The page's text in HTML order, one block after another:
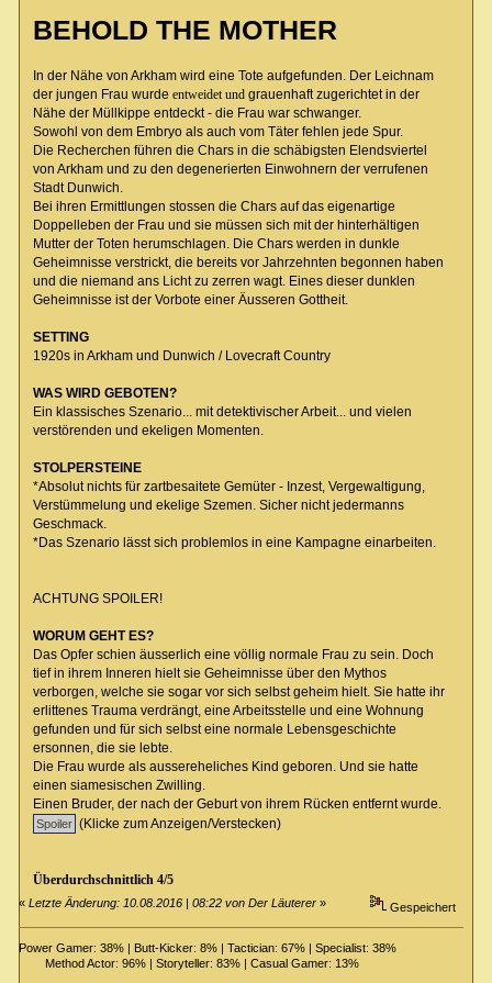
BEHOLD THE MOTHER
In der Nähe von Arkham wird eine Tote aufgefunden. Der Leichnam
der jungen Frau wurde entweidet undgrauenhaft zugerichtet in der
Nähe der Müllkippe entdeckt - die Frau war schwanger.
Sowohl von dem Embryo als auch vom Täter fehlen jede Spur.
Die Recherchen führen die Chars in die schäbigsten Elendsviertel
von Arkham und zu den degenerierten Einwohnern der verrufenen
Stadt Dunwich.
Bei ihren Ermittlungen stossen die Chars auf das eigenartige
Doppelleben der Frau und sie müssen sich mit der hinterhältigen
Mutter der Toten herumschlagen. Die Chars werden in dunkle
Geheimnisse verstrickt, die bereits vor Jahrzehnten begonnen haben
und die niemand ans Licht zu zerren wagt. Eines dieser dunklen
Geheimnisse ist der Vorbote einer Äusseren Gottheit.
SETTING
1920s in Arkham und Dunwich / Lovecraft Country
WAS WIRD GEBOTEN?
Ein klassisches Szenario... mit detektivischer Arbeit... und vielen
verstörenden und ekeligen Momenten.
STOLPERSTEINE
*Absolut nichts für zartbesaitete Gemüter - Inzest, Vergewaltigung,
Verstümmelung und ekelige Szemen. Sicher nicht jedermanns
Geschmack.
*Das Szenario lässt sich problemlos in eine Kampagne einarbeiten.
ACHTUNG SPOILER!
WORUM GEHT ES?
Das Opfer schien äusserlich eine völlig normale Frau zu sein. Doch
tief in ihrem Inneren hielt sie Geheimnisse über den Mythos
verborgen, welche sie sogar vor sich selbst geheim hielt. Sie hatte ihr
erlittenes Trauma verdrängt, eine Arbeitsstelle und eine Wohnung
gefunden und für sich selbst eine normale Lebensgeschichte
ersonnen, die sie lebte.
Die Frau wurde als aussereheliches Kind geboren. Und sie hatte
einen siamesischen Zwilling.
Einen Bruder, der nach der Geburt von ihrem Rücken entfernt wurde.
(Klicke zum Anzeigen/Verstecken)
Überdurchschnittlich 4/5
«Letzte Änderung: 10.08.2016 | 08:22 von Der Läuterer » Gespeichert
Power Gamer: 38% | Butt-Kicker: 8% | Tactician: 67% | Specialist: 38%
Method Actor: 96% | Storyteller: 83% | Casual Gamer: 13%